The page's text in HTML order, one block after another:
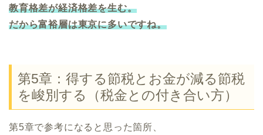
教育格差が経済格差を生む。
だから富裕層は東京に多いですね。
第5章：得する節税とお金が減る節税
を峻別する（税金との付き合い方）
第5章で参考になると思った箇所、